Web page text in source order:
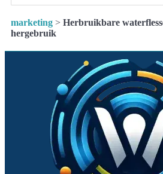
marketing > Herbruikbare
hergebruik